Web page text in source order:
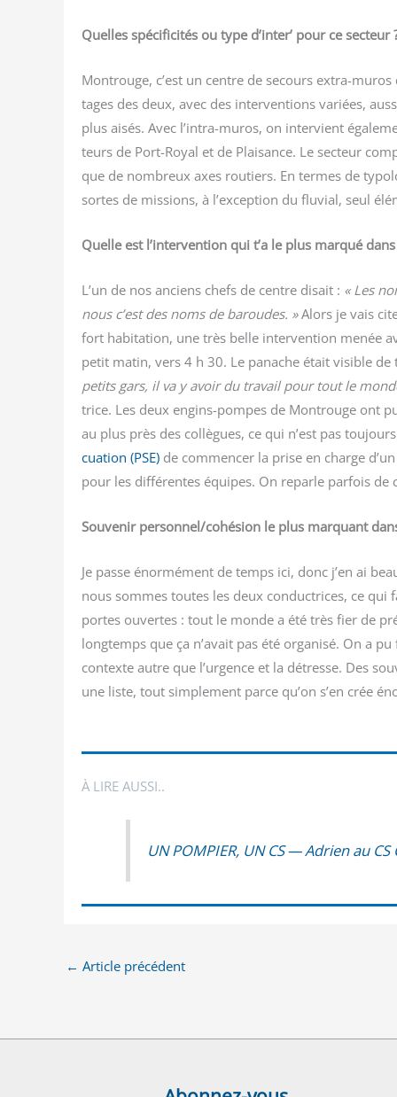
Quelles spé­ci­fi­ci­tés ou type d’inter’ pour ce secteur
Mon­trouge, c’est un centre de secours extra-
tages des deux, avec des inter­ven­tions variées,
plus aisés. Avec l’intra-muros, on inter­vient
teurs de Port-Royal et de Plai­sance. Le sec­teur
que de nom­breux axes rou­tiers. En termes de
sortes de mis­sions, à l’exception du flu­vial, seul
Quelle est l’intervention qui t’a le plus mar­qué dans
L’un de nos anciens chefs de centre disait : « Les
nous c’est des noms de baroudes. »Alors je vais
fort habi­ta­tion, une très belle inter­ven­tion menée
petit matin, vers 4 h 30. Le panache était visible de
petits gars, il va y avoir du tra­vail pour tout le
trice. Les deux engins-pompes de Mon­trouge ont
au plus près des col­lègues, ce qui n’est pas
cua­tion (PSE) de com­men­cer la prise en charge
pour les dif­fé­rentes équipes. On reparle par­fois
Sou­ve­nir personnel/​cohésion le plus mar­quant dans
Je passe énor­mé­ment de temps ici, donc j’en ai
nous sommes toutes les deux conduc­trices, ce qui
portes ouvertes : tout le monde a été très fier de
long­temps que ça n’avait pas été orga­ni­sé. On a
contexte autre que l’urgence et la détresse. Des
une liste, tout sim­ple­ment parce qu’on s’en crée
À LIRE AUSSI..
UN POMPIER, UN CS — Adrien au
← Article précédent